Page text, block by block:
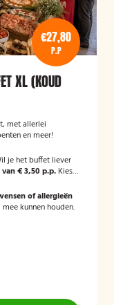
€27,80
P.P
XL (KOUD
met allerlei
en meer!
je het buffet liever
€ 3,50 p.p. Kies
of allergieën
kunnen houden.